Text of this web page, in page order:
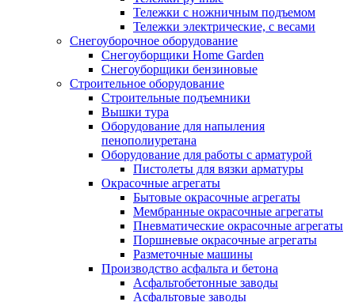
Тележки с ножничным подъемом
Тележки электрические, с весами
Снегоуборочное оборудование
Снегоуборщики Home Garden
Снегоуборщики бензиновые
Строительное оборудование
Cтроительные подъемники
Вышки тура
Оборудование для напыления
пенополиуретана
Оборудование для работы с арматурой
Пистолеты для вязки арматуры
Окрасочные агрегаты
Бытовые окрасочные агрегаты
Мембранные окрасочные агрегаты
Пневматические окрасочные агрегаты
Поршневые окрасочные агрегаты
Разметочные машины
Производство асфальта и бетона
Асфальтобетонные заводы
Асфальтовые заводы